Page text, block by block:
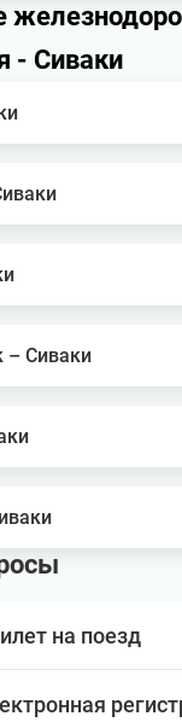
- Сиваки
– Сиваки
на поезд